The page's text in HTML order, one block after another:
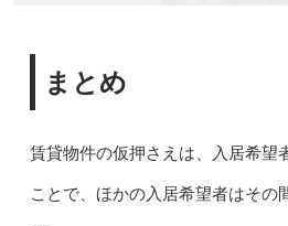
まとめ
賃貸物件の仮押さえは、入居希望
ことで、ほかの入居希望者はその